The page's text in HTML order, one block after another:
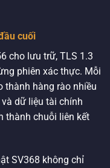
cuối
cho lưu trữ, TLS 1.3
phiên xác thực. Mỗi
thành hàng rào nhiều
dữ liệu tài chính
thành chuỗi liên kết
SV368 không chỉ